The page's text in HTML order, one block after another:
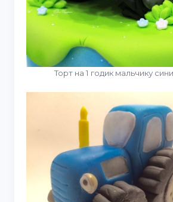
Торт на 1 годик мальчику